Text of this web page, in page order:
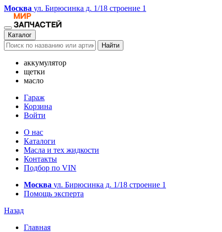
Москва ул. Бирюсинка д. 1/18 строение 1
Каталог
Найти
аккумулятор
щетки
масло
Гараж
Корзина
Войти
О нас
Каталоги
Масла и тех жидкости
Контакты
Подбор по VIN
Москва ул. Бирюсинка д. 1/18 строение 1
Помощь эксперта
Назад
Главная